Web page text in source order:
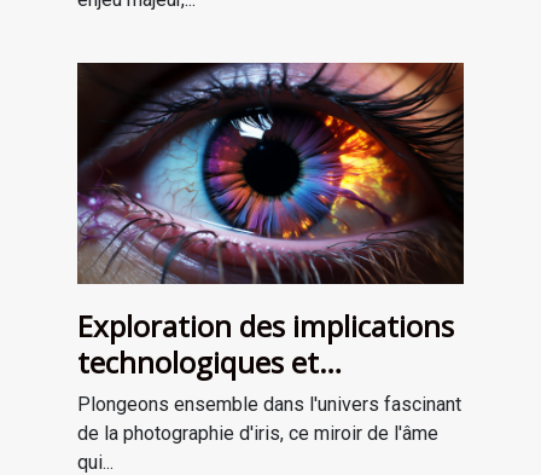
Exploration des implications
technologiques et
artistiques de la
photographie d'iris
Plongeons ensemble dans l'univers fascinant
de la photographie d'iris, ce miroir de l'âme
qui...